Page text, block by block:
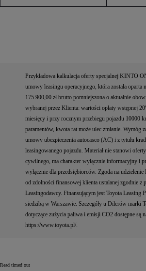
Przykładowa kalkulacja oferty specjalnej KINTO
umowy leasingu operacyjnego, która została oparta
175 900,00 zł brutto pomniejszona o aktualnie
wybranej przez Klienta: wartości opłaty wstępnej
miesięcy i przy rocznym przebiegu pojazdu 10000
paramentów, kwota rat może ulec zmianie. Wymóg
umowy ubezpieczenia autocasco (AC) i z tytułu
leasingowanego pojazdu. Materiał nie stanowi
cywilnego, ma charakter wyłącznie informacyjny i
wyłącznie dla przedsiębiorców. Zgoda na udzielenie
od zdolności finansowej klienta ustalanej zgodnie z
Leasingodawcy. Finansującym jest Toyota Leasing
siedzibą w Warszawie. Szczegóły u Dilerów marki
dotyczące zużycia paliwa i emisji CO2 dostępne są
https://www.toyota.pl/.
Read timed out